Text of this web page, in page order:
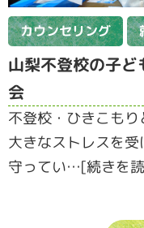
カウンセリング
山梨不登校の子
会
不登校・ひきこも
大きなストレスを
守ってい…[続きを